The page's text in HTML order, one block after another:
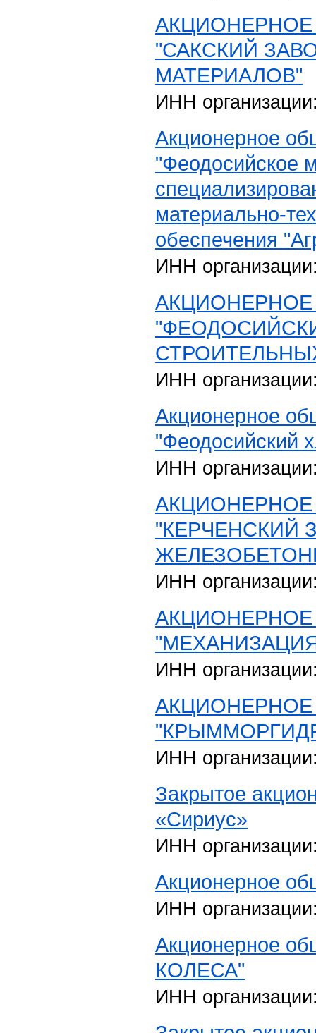
"САКСКИЙ
МАТЕРИАЛОВ"
ИНН
Акционерное
"Феодосийское
материально-
обеспечения
ИНН
ИНН
Акционерное
"Феодосийский
ИНН
"КЕРЧЕНСКИЙ
ИНН
ИНН
ИНН
Закрытое
«Сириус»
ИНН
Акционерное
ИНН
Акционерное
КОЛЕСА"
ИНН